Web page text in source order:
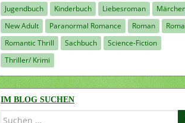
Jugendbuch
Kinderbuch Liebesroman
New Adult
Paranormal Romance Roman
Romantic Thrill
Sachbuch
Science-Fiction
Thriller/ Krimi
IM BLOG SUCHEN
Suchen